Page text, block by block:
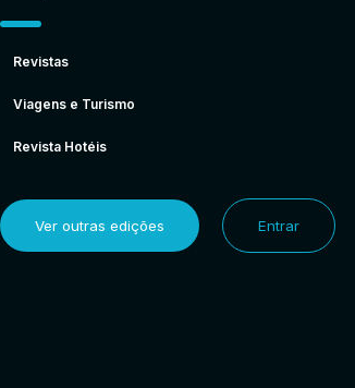
Revistas
Viagens e Turismo
Revista Hotéis
Ver outras edições Entrar